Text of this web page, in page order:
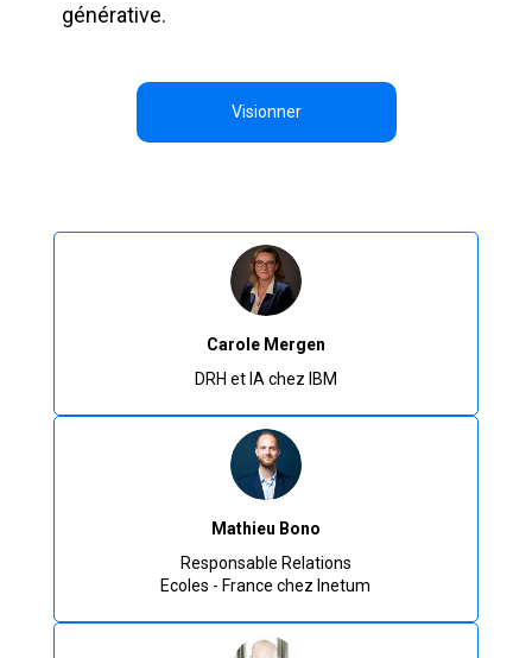
générative.
Visionner
Carole Mergen
DRH et IA chez IBM
Mathieu Bono
Responsable Relations
Ecoles - France chez Inetum